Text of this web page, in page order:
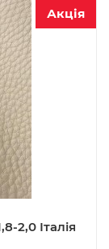
Акція
2,0 Італія